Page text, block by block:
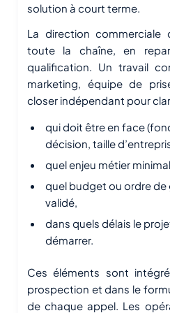
solution à court terme.
La direction commerciale
toute la chaîne, en
qualification. Un travail
marketing, équipe de
closer indépendant pour
qui doit être en face
décision, taille
quel enjeu métier
quel budget ou ordre
validé,
dans quels délais le
démarrer.
Ces éléments sont
prospection et dans le
de chaque appel. Les